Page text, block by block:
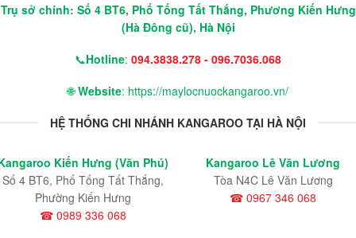
Trụ sở chính: Số 4 BT6, Phố Tống Tất Thắng, Phương Kiến Hưng
(Hà Đông cũ), Hà Nội
📞Hotline: 094.3838.278 - 096.7036.068
🌐Website: https://maylocnuockangaroo.vn/
HỆ THỐNG CHI NHÁNH KANGAROO TẠI HÀ NỘI
Kiến Hưng (Văn Phú)
Số 4 BT6, Phố Tống Tất Thắng,
Phường Kiến Hưng
☎ 0989 336 068
Kangaroo Lê Văn Lương
Tòa N4C Lê Văn Lương
☎ 0967 346 068